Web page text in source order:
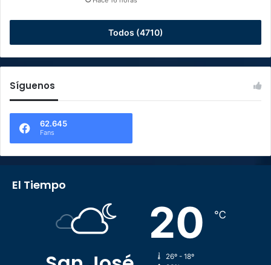
Todos (4710)
Síguenos
62.645
Fans
El Tiempo
20 ℃
26º - 18º